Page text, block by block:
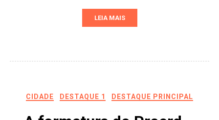
LEIA MAIS
CIDADE DESTAQUE 1 DESTAQUE PRINCIPAL